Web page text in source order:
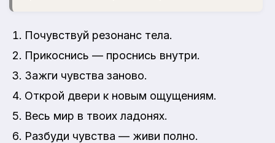
Почувствуй резонанс тела.
Прикоснись — проснись внутри.
Зажги чувства заново.
Открой двери к новым ощущениям.
Весь мир в твоих ладонях.
Разбуди чувства — живи полно.